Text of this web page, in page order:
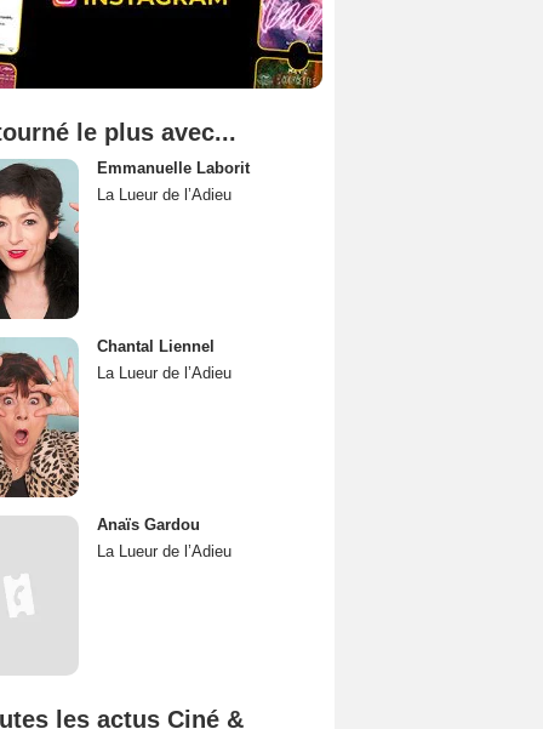
le plus avec...
Emmanuelle Laborit
La Lueur de l’Adieu
Chantal Liennel
La Lueur de l’Adieu
Anaïs Gardou
La Lueur de l’Adieu
les actus Ciné &